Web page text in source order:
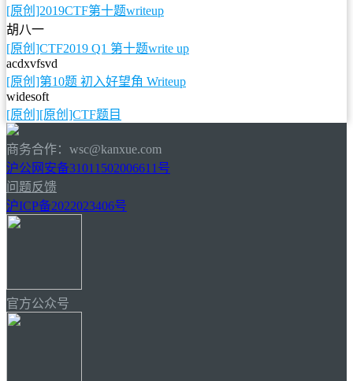
[原创]2019CTF第十题writeup
胡八一
[原创]CTF2019 Q1 第十题write up
acdxvfsvd
[原创]第10题 初入好望角 Writeup
widesoft
[原创][原创]CTF题目
商务合作：wsc@kanxue.com
沪公网安备31011502006611号
问题反馈
沪ICP备2022023406号
官方公众号